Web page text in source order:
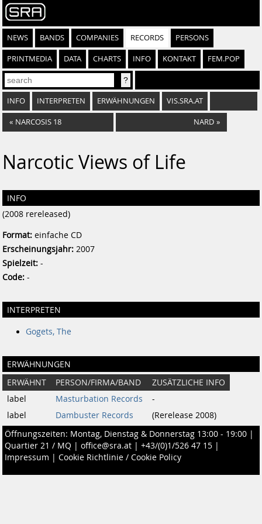
NEWS BANDS COMPANIES RECORDS PERSONS
PRINTMEDIA DATA CHARTS INFO KONTAKT FEM.POP
INFO INTERPRETEN ERWÄHNUNGEN VIS.SRA.AT
« NARCOSIS 18 NARD »
Narcotic Views of Life
INFO
(2008 rereleased)
Format: einfache CD
Erscheinungsjahr: 2007
Spielzeit: -
Code: -
INTERPRETEN
Gogets, The
ERWÄHNUNGEN
ERWÄHNT PERSON/FIRMA/BAND
ZUSÄTZLICHE INFO
label
Masturbation Records
-
label
Dambuster Records
(Rerelease 2008)
Öffnungszeiten: Montag, Dienstag & Donnerstag 13:00 - 19:00 |
Quartier 21 / MQ | office@sra.at | +43/(0)1/526 47 15 |
Impressum | Cookie Richtlinie / Cookie Policy